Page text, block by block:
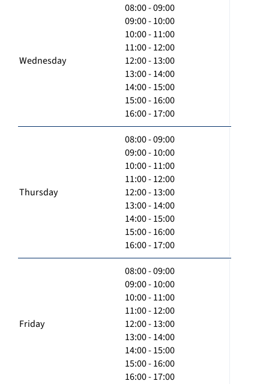
Wednesday
08:00 - 09:00
09:00 - 10:00
10:00 - 11:00
11:00 - 12:00
12:00 - 13:00
13:00 - 14:00
14:00 - 15:00
15:00 - 16:00
16:00 - 17:00
Thursday
08:00 - 09:00
09:00 - 10:00
10:00 - 11:00
11:00 - 12:00
12:00 - 13:00
13:00 - 14:00
14:00 - 15:00
15:00 - 16:00
16:00 - 17:00
Friday
08:00 - 09:00
09:00 - 10:00
10:00 - 11:00
11:00 - 12:00
12:00 - 13:00
13:00 - 14:00
14:00 - 15:00
15:00 - 16:00
16:00 - 17:00